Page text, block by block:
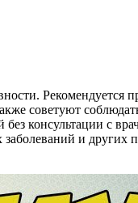
Рекомендуется
советуют
консультации с
и других